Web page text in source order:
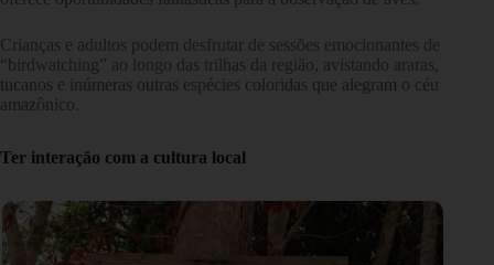
Crianças e adultos podem desfrutar de sessões emocionantes de
“birdwatching” ao longo das trilhas da região, avistando araras,
tucanos e inúmeras outras espécies coloridas que alegram o céu
amazônico.
Ter interação com a cultura local